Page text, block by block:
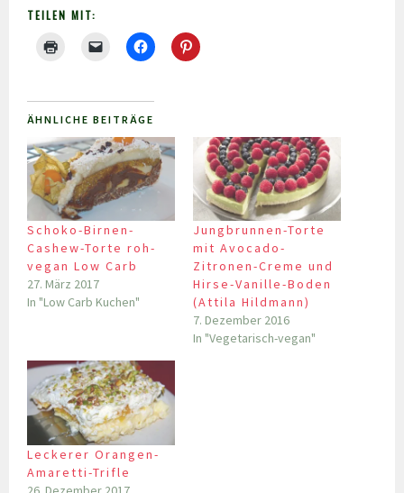
TEILEN MIT:
ÄHNLICHE BEITRÄGE
Schoko-Birnen-
Cashew-Torte roh-
vegan Low Carb
27. März 2017
In "Low Carb Kuchen"
Jungbrunnen-Torte
mit Avocado-
Zitronen-Creme und
Hirse-Vanille-Boden
(Attila Hildmann)
7. Dezember 2016
In "Vegetarisch-vegan"
Leckerer Orangen-
Amaretti-Trifle